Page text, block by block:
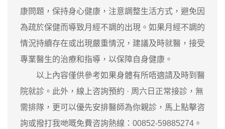
康問題，保持身心健康，注意調整生活方式，避免因
為疏於保健而導致月經不調的出現。如果月經不調的
情況持續存在或出現嚴重情況，建議及時就醫，接受
專業醫生的治療和指導，以保障自身健康。
以上內容僅供參考如果身體有所唔適請及時到醫
院就診。此外，線上咨詢預約 · ‎周六日正常接診，無
需排隊，更可以優先安排醫師為你親診，馬上點擊咨
詢或撥打我哋嘅免費咨詢熱線：00852-59885274。